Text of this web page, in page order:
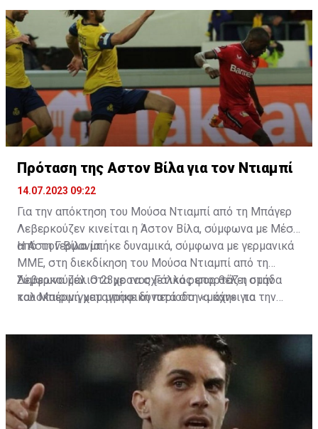
δρόμο, σύμφωνα με τα αγγλικά ΜΜΕ.
Πρόταση της Αστον Βίλα για τον Ντιαμπί
14.07.2023 09:22
Για την απόκτηση του Μούσα Ντιαμπί από τη Μπάγερ
Λεβερκούζεν κινείται η Άστον Βίλα, σύμφωνα με Μέσα
από τη Γερμανία.
Η Αστον Βίλα μπήκε δυναμικά, σύμφωνα με γερμανικά
ΜΜΕ, στη διεκδίκηση του Μούσα Ντιαμπί από τη
Λεβερκούζεν. Ο 23χρονος Γάλλος φορ θέλει στην
καλοκαιρινή μεταγραφική περίοδο να κάνει το
Σύμφωνα μάλιστα με τα σχετικά ρεπορτάζ η ομάδα
του Μπέρμιγχαμ μπήκε δυνατά στη «μάχη» για την
γερμανική ομάδα είναι έτοιμη ν' αποδεχθεί την
πρόταση, με τον ίδιο τον Ντιαμπί να έχει πρόταση από
τους «χωριάτες» για τετραετές συμβόλαιο
συνεργασίας.